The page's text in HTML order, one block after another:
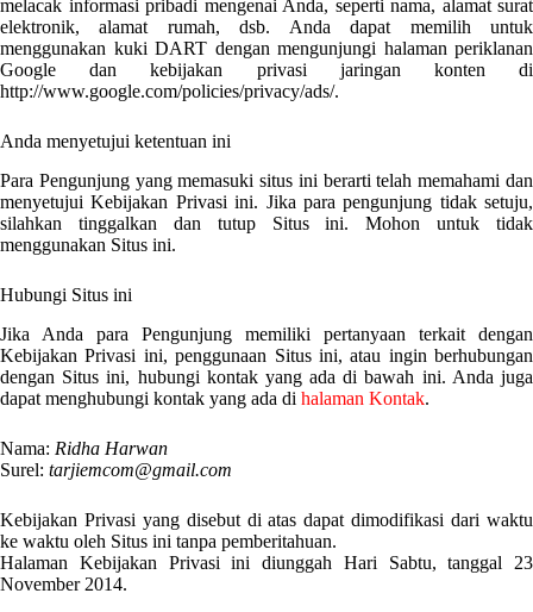
melacak informasi pribadi mengenai Anda, seperti nama, alamat surat
elektronik, alamat rumah, dsb. Anda dapat memilih untuk
menggunakan kuki DART dengan mengunjungi halaman periklanan
Google dan kebijakan privasi jaringan konten di
http://www.google.com/policies/privacy/ads/.
Anda menyetujui ketentuan ini
Para Pengunjung yang memasuki situs ini berarti telah memahami dan
menyetujui Kebijakan Privasi ini. Jika para pengunjung tidak setuju,
silahkan tinggalkan dan tutup Situs ini. Mohon untuk tidak
menggunakan Situs ini.
Hubungi Situs ini
Jika Anda para Pengunjung memiliki pertanyaan terkait dengan
Kebijakan Privasi ini, penggunaan Situs ini, atau ingin berhubungan
dengan Situs ini, hubungi kontak yang ada di bawah ini. Anda juga
dapat menghubungi kontak yang ada di halaman Kontak.
Nama: Ridha Harwan
Surel: tarjiemcom@gmail.com
Kebijakan Privasi yang disebut di atas dapat dimodifikasi dari waktu
ke waktu oleh Situs ini tanpa pemberitahuan.
Halaman Kebijakan Privasi ini diunggah Hari Sabtu, tanggal 23
November 2014.